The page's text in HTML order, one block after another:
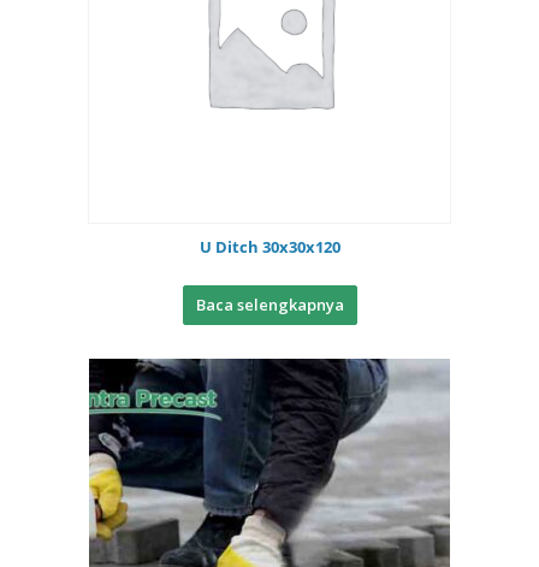
U Ditch 30x30x120
Baca selengkapnya